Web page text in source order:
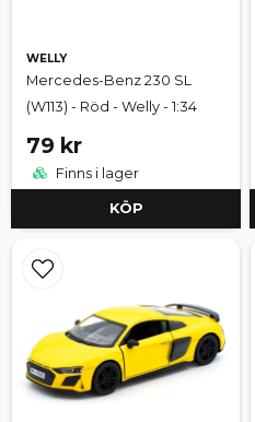
WELLY
Mercedes-Benz 230 SL
(W113) - Röd - Welly - 1:34
79 kr
Finns i lager
KÖP